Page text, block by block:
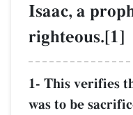
Isaac, a
righteous.[1]
1- This verifies
was to be